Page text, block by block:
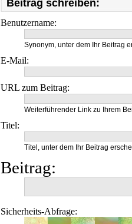
Beitrag schreiben:
Benutzername:
Synonym, unter dem Ihr Beitrag
E-Mail:
URL zum Beitrag:
Weiterführender Link zu Ihrem
Titel:
Titel, unter dem Ihr Beitrag
Beitrag:
Sicherheits-Abfrage: